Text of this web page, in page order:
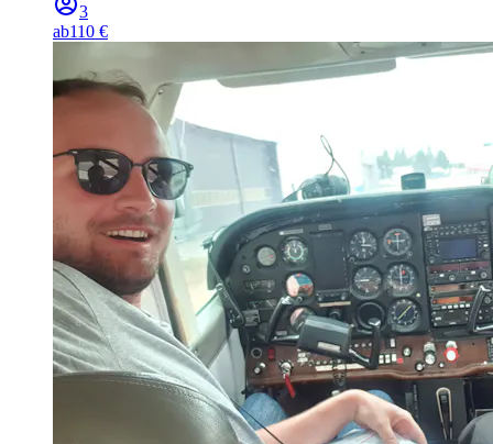
3
ab110 €